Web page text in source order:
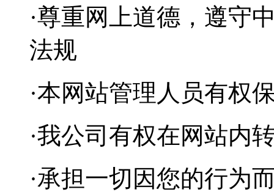
·尊重网上道德，遵守
法规
·本网站管理人员有权
·我公司有权在网站内
·承担一切因您的行为